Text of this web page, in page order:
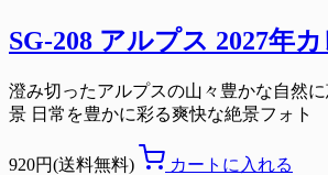
SG-208 アルプス 2027年
澄み切ったアルプスの山々豊かな自然
景 日常を豊かに彩る爽快な絶景フォト
920円(送料無料) カートに入れる